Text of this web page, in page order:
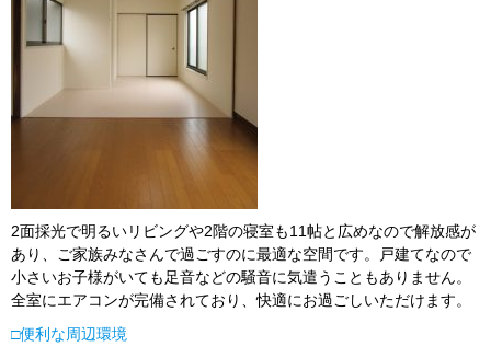
2面採光で明るいリビングや2階の寝室も11帖と広めなので解放感が
あり、ご家族みなさんで過ごすのに最適な空間です。戸建てなので
小さいお子様がいても足音などの騒音に気遣うこともありません。
全室にエアコンが完備されており、快適にお過ごしいただけます。
□便利な周辺環境